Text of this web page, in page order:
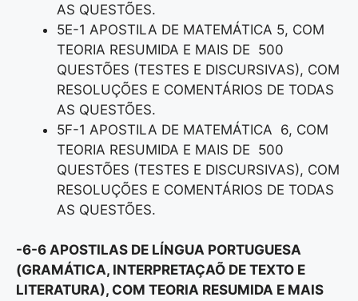
AS QUESTÕES.
5E-1 APOSTILA DE MATEMÁTICA 5, COM
TEORIA RESUMIDA E MAIS DE 500
QUESTÕES (TESTES E DISCURSIVAS), COM
RESOLUÇÕES E COMENTÁRIOS DE TODAS
AS QUESTÕES.
5F-1 APOSTILA DE MATEMÁTICA 6, COM
TEORIA RESUMIDA E MAIS DE 500
QUESTÕES (TESTES E DISCURSIVAS), COM
RESOLUÇÕES E COMENTÁRIOS DE TODAS
AS QUESTÕES.
-6-6 APOSTILAS DE LÍNGUA PORTUGUESA
(GRAMÁTICA, INTERPRETAÇAÕ DE TEXTO E
LITERATURA), COM TEORIA RESUMIDA E MAIS